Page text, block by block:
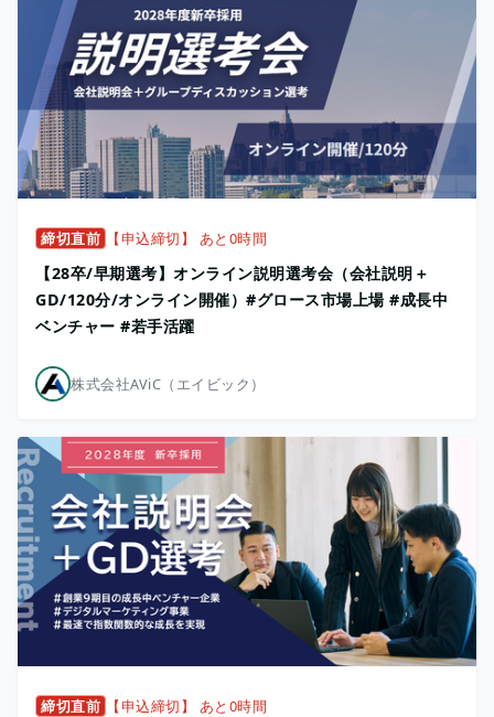
締切直前 【申込締切】 あと0時間
【28卒/早期選考】オンライン説明選考会（会社説明＋
GD/120分/オンライン開催）#グロース市場上場 #成長中
ベンチャー #若手活躍
株式会社AViC（エイビック）
締切直前 【申込締切】 あと0時間